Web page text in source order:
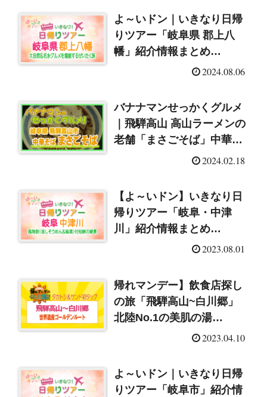
よ～いドン｜いきなり日帰
りツアー「岐阜県 郡上八
幡」紹介情報まとめ
2024.08.06
バナナマンせっかくグルメ
｜飛騨高山 高山ラーメンの
老舗「まさごそば」中華そ
ば（2024/2/18）
2024.02.18
【よ～いドン】いきなり日
帰りツアー「岐阜・中津
川」紹介情報まとめ
2023.08.01
帰れマンデー】飲食店探し
の旅「飛騨高山~白川郷」
北陸No.1の美肌の湯
2023.04.10
よ～いドン｜いきなり日帰
りツアー「岐阜市」紹介情